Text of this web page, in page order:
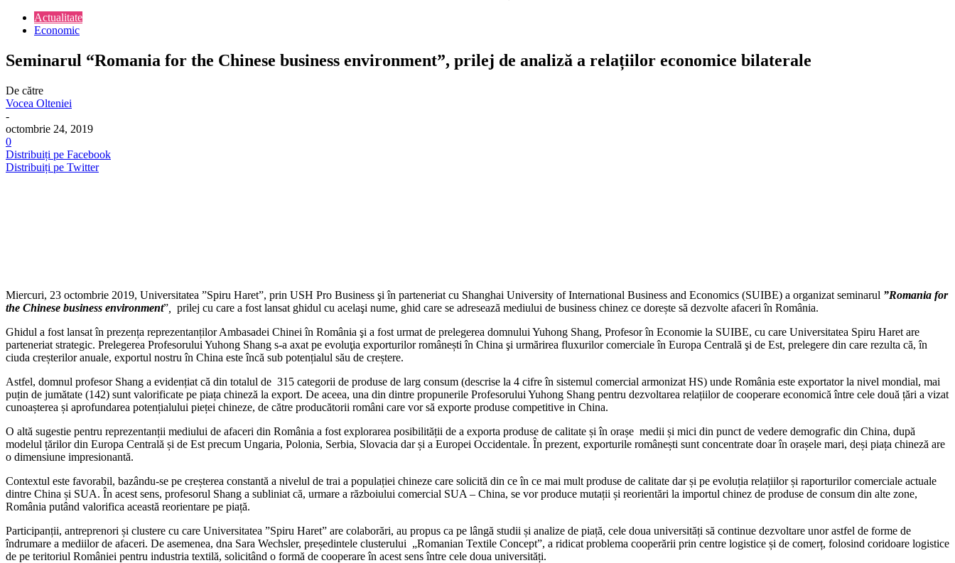
Actualitate
Economic
Seminarul “Romania for the Chinese business environment”, prilej de analiză a relațiilor economice bilaterale
De către
Vocea Olteniei
-
octombrie 24, 2019
0
Distribuiți pe Facebook
Distribuiți pe Twitter
Miercuri, 23 octombrie 2019, Universitatea ”Spiru Haret”, prin USH Pro Business şi în parteneriat cu Shanghai University of International Business and Economics (SUIBE) a organizat seminarul ”Romania for
the Chinese business environment”
prilej cu care a fost lansat ghidul cu acelaşi nume, ghid care se adresează mediului de business chinez ce dorește să dezvolte afaceri în România.
Ghidul a fost lansat în prezența reprezentanților Ambasadei Chinei în România şi a fost urmat de prelegerea domnului Yuhong Shang, Profesor în Economie la SUIBE, cu care Universitatea Spiru Haret are
parteneriat strategic. Prelegerea Profesorului Yuhong Shang s-a axat pe evoluţia exporturilor românești în China şi urmărirea fluxurilor comerciale în Europa Centrală şi de Est, prelegere din care rezulta că, în
ciuda creșterilor anuale, exportul nostru în China este încă sub potențialul său de creștere.
Astfel, domnul profesor Shang a evidențiat că din totalul de 315 categorii de produse de larg consum (descrise la 4 cifre în sistemul comercial armonizat HS) unde România este exportator la nivel mondial, mai
puțin de jumătate (142) sunt valorificate pe piața chineză la export. De aceea, una din dintre propunerile Profesorului Yuhong Shang pentru dezvoltarea relațiilor de cooperare economică între cele două țări a vizat
cunoașterea și aprofundarea potențialului pieței chineze, de către producătorii români care vor să exporte produse competitive in China.
O altă sugestie pentru reprezentanții mediului de afaceri din România a fost explorarea posibilității de a exporta produse de calitate și în orașe medii și mici din punct de vedere demografic din China, după
modelul țărilor din Europa Centrală și de Est precum Ungaria, Polonia, Serbia, Slovacia dar și a Europei Occidentale. În prezent, exporturile românești sunt concentrate doar în orașele mari, deși piața chineză are
o dimensiune impresionantă.
Contextul este favorabil, bazându-se pe creșterea constantă a nivelul de trai a populației chineze care solicită din ce în ce mai mult produse de calitate dar și pe evoluția relațiilor și raporturilor comerciale actuale
dintre China și SUA. În acest sens, profesorul Shang a subliniat că, urmare a războiului comercial SUA – China, se vor produce mutații și reorientări la importul chinez de produse de consum din alte zone,
România putând valorifica această reorientare pe piață.
Participanții, antreprenori și clustere cu care Universitatea ”Spiru Haret” are colaborări, au propus ca pe lângă studii și analize de piață, cele doua universități să continue dezvoltare unor astfel de forme de
îndrumare a mediilor de afaceri. De asemenea, dna Sara Wechsler, președintele clusterului „Romanian Textile Concept”, a ridicat problema cooperării prin centre logistice și de comerț, folosind coridoare logistice
de pe teritoriul României pentru industria textilă, solicitând o formă de cooperare în acest sens între cele doua universități.